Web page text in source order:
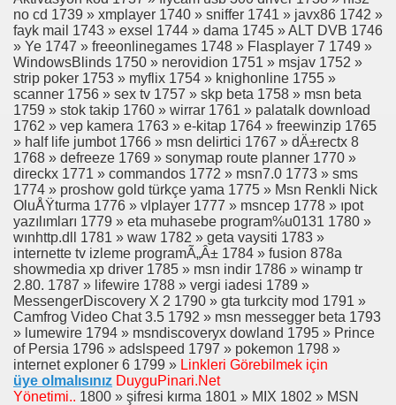
no cd 1739 » xmplayer 1740 » sniffer 1741 » javx86 1742 »
fayk mail 1743 » exsel 1744 » dama 1745 » ALT DVB 1746
» Ye 1747 » freeonlinegames 1748 » Flasplayer 7 1749 »
WindowsBlinds 1750 » nerovidion 1751 » msjav 1752 »
strip poker 1753 » myflix 1754 » knighonline 1755 »
scanner 1756 » sex tv 1757 » skp beta 1758 » msn beta
1759 » stok takip 1760 » wirrar 1761 » palatalk download
1762 » vep kamera 1763 » e-kitap 1764 » freewinzip 1765
» half life jumbot 1766 » msn delirtici 1767 » dÄ±rectx 8
1768 » defreeze 1769 » sonymap route planner 1770 »
direckx 1771 » commandos 1772 » msn7.0 1773 » sms
1774 » proshow gold türkçe yama 1775 » Msn Renkli Nick
OluÅŸturma 1776 » vlplayer 1777 » msncep 1778 » ıpot
yazılımları 1779 » eta muhasebe program%u0131 1780 »
wınhttp.dll 1781 » waw 1782 » geta vaysiti 1783 »
internette tv izleme programÃ„Â± 1784 » fusion 878a
showmedia xp driver 1785 » msn indir 1786 » winamp tr
2.80. 1787 » lifewire 1788 » vergi iadesi 1789 »
MessengerDiscovery X 2 1790 » gta turkcity mod 1791 »
Camfrog Video Chat 3.5 1792 » msn messegger beta 1793
» lumewire 1794 » msndiscoveryx dowland 1795 » Prince
of Persia 1796 » adslspeed 1797 » pokemon 1798 »
internet exploner 6 1799 » Linkleri Görebilmek için
üye olmalısınız DuyguPinari.Net
Yönetimi.. 1800 » şifresi kırma 1801 » MIX 1802 » MSN